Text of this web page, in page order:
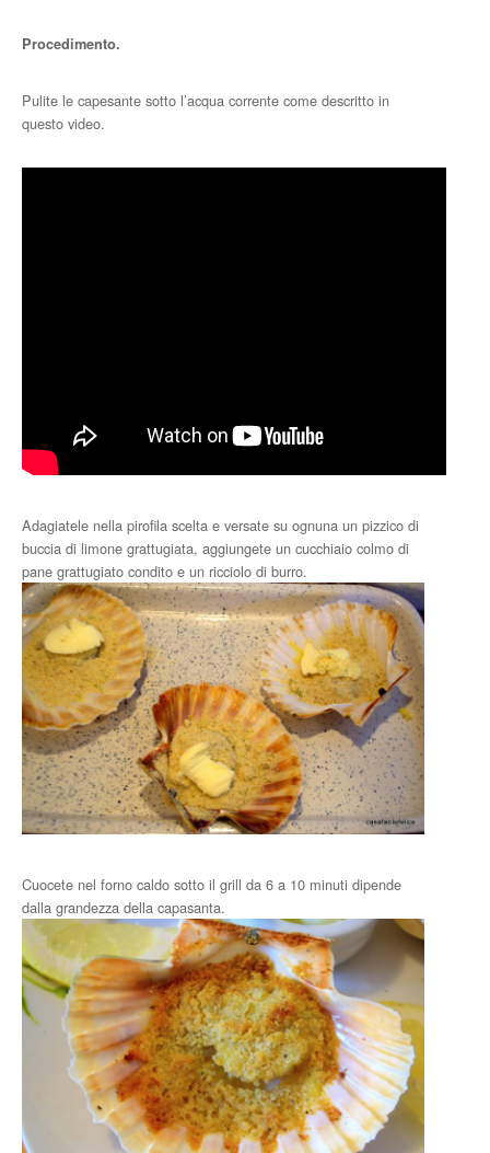
Procedimento.
Pulite le capesante sotto l’acqua corrente come descritto in
questo video.
Adagiatele nella pirofila scelta e versate su ognuna un pizzico di
buccia di limone grattugiata, aggiungete un cucchiaio colmo di
pane grattugiato condito e un ricciolo di burro.
Cuocete nel forno caldo sotto il grill da 6 a 10 minuti dipende
dalla grandezza della capasanta.